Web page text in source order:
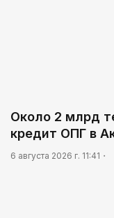
Около 2 млрд
кредит ОПГ в
6 августа 2026 г. 11:41